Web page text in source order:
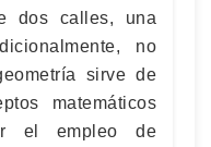
dos calles, una
no
sirve de
matemáticos
el empleo de